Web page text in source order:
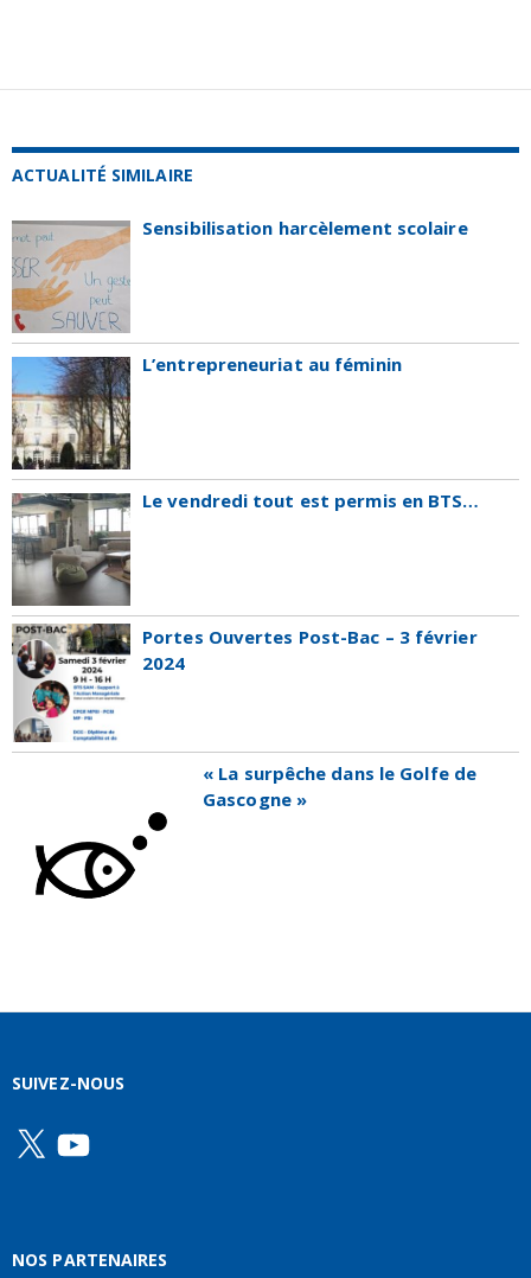
ACTUALITÉ SIMILAIRE
Sensibilisation harcèlement scolaire
L’entrepreneuriat au féminin
Le vendredi tout est permis en BTS…
Portes Ouvertes Post-Bac – 3 février
2024
« La surpêche dans le Golfe de
Gascogne »
SUIVEZ-NOUS
X YouTube
NOS PARTENAIRES